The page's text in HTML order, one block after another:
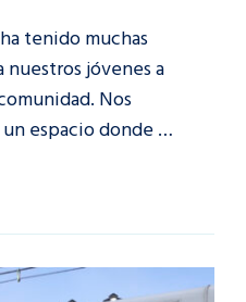
tenido muchas
jóvenes a
Nos
espacio donde …